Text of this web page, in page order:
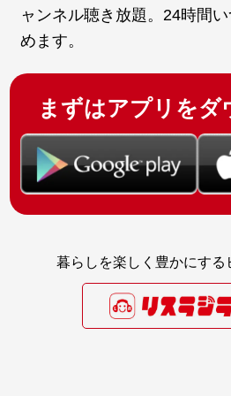
ャンネル聴き放題。24時間
めます。
まずはアプリをダ
暮らしを楽しく豊かにする